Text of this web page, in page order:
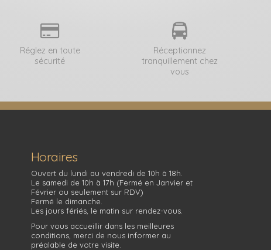
Réglez en toute
sécurité
Réceptionnez
tranquillement chez
vous
Horaires
Ouvert du lundi au vendredi de 10h à 18h.
Le samedi de 10h à 17h (Fermé en Janvier et
Février ou seulement sur RDV)
Fermé le dimanche.
Les jours fériés, le matin sur rendez-vous.
Pour vous accueillir dans les meilleures
conditions, merci de nous informer au
préalable de votre visite.